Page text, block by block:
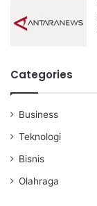
Categories
Business
Teknologi
Bisnis
Olahraga